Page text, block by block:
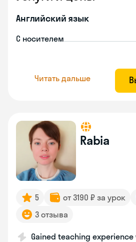
Английский язык
С носителем
Читать дальше
Rabia
5 от 3190 ₽ за урок
3 отзыва
Gained teaching